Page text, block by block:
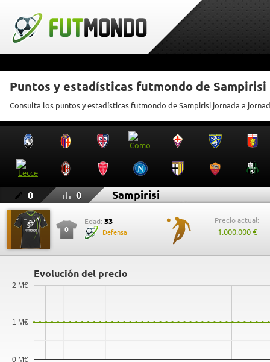
Puntos y estadísticas futmondo de Sampirisi
Consulta los puntos y estadísticas futmondo de Sampirisi jornada a
0 0 Sampirisi
0
Edad: 33
Defensa
Precio actual:
1.000.000 €
Evolución del precio
0 M€
1 M€
2 M€